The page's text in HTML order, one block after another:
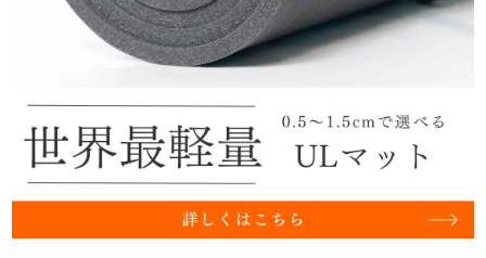
NEMO ホーネットストーム2P